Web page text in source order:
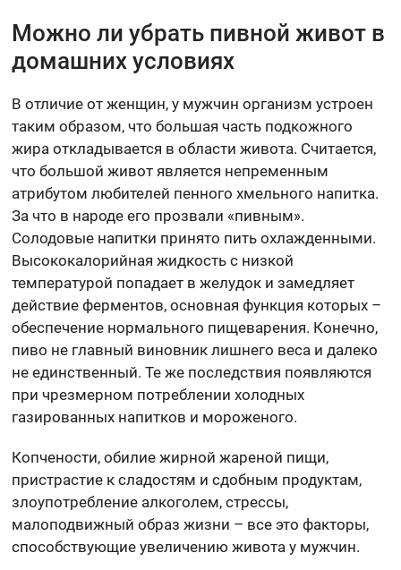
Можно ли убрать пивной живот в
домашних условиях
В отличие от женщин, у мужчин организм устроен
таким образом, что большая часть подкожного
жира откладывается в области живота. Считается,
что большой живот является непременным
атрибутом любителей пенного хмельного напитка.
За что в народе его прозвали «пивным».
Солодовые напитки принято пить охлажденными.
Высококалорийная жидкость с низкой
температурой попадает в желудок и замедляет
действие ферментов, основная функция которых –
обеспечение нормального пищеварения. Конечно,
пиво не главный виновник лишнего веса и далеко
не единственный. Те же последствия появляются
при чрезмерном потреблении холодных
газированных напитков и мороженого.
Копчености, обилие жирной жареной пищи,
пристрастие к сладостям и сдобным продуктам,
злоупотребление алкоголем, стрессы,
малоподвижный образ жизни – все это факторы,
способствующие увеличению живота у мужчин.